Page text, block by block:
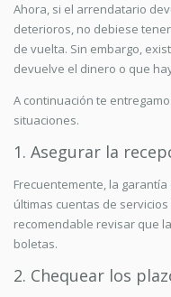
Ahora, si el arrendatario
deterioros, no debiese
de vuelta. Sin embargo,
devuelve el dinero o que
A continuación te
situaciones.
1. Asegurar la
Frecuentemente, la
últimas cuentas de
recomendable revisar que
boletas.
2. Chequear los